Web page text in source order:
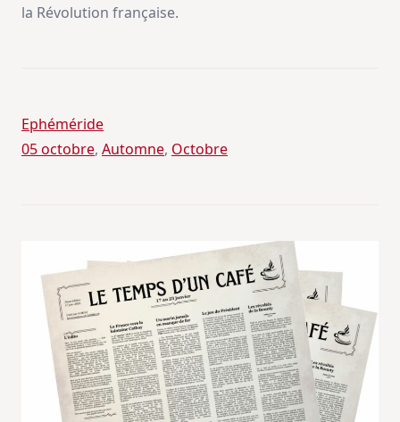
la Révolution française.
Ephéméride
05 octobre, Automne, Octobre